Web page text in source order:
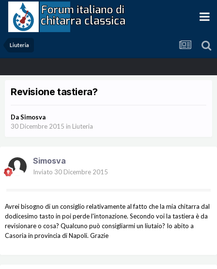
Liuteria
Revisione tastiera?
DaSimosva
30 Dicembre 2015 in Liuteria
Simosva
Inviato 30 Dicembre 2015
Avrei bisogno di un consiglio relativamente al fatto che la mia chitarra dal
dodicesimo tasto in poi perde l'intonazione. Secondo voi la tastiera è da
revisionare o cosa? Qualcuno può consigliarmi un liutaio? Io abito a
Casoria in provincia di Napoli. Grazie